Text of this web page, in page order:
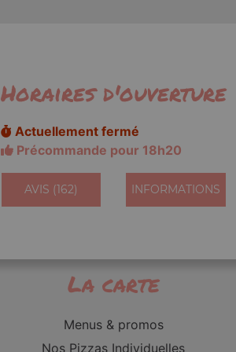
Horaires d'ouverture
Actuellement fermé
Précommande pour 18h20
AVIS (162) INFORMATIONS
La carte
Menus & promos
Nos Pizzas Individuelles